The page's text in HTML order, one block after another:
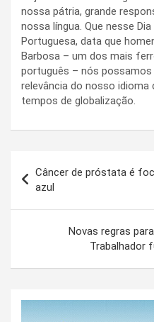
nossa pátria, grande
nossa língua. Que nesse
Portuguesa, data que
Barbosa – um dos mais
português – nós possamos
relevância do nosso
tempos de globalização.
de
Post
Câncer de próstata é
azul
Novas regras
Trabalhador